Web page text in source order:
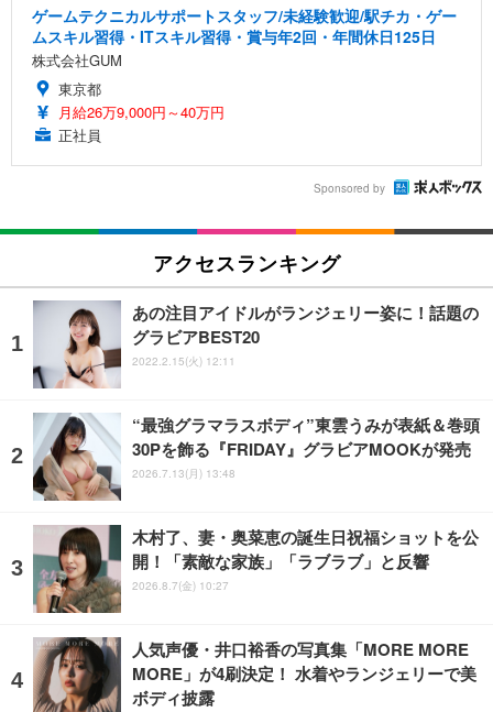
ゲームテクニカルサポートスタッフ/未経験歓迎/駅チカ・ゲー
ムスキル習得・ITスキル習得・賞与年2回・年間休日125日
株式会社GUM
東京都
月給26万9,000円～40万円
正社員
Sponsored by
アクセスランキング
あの注目アイドルがランジェリー姿に！話題の
グラビアBEST20
2022.2.15(火) 12:11
“最強グラマラスボディ”東雲うみが表紙＆巻頭
30Pを飾る『FRIDAY』グラビアMOOKが発売
2026.7.13(月) 13:48
木村了、妻・奥菜恵の誕生日祝福ショットを公
開！「素敵な家族」「ラブラブ」と反響
2026.8.7(金) 10:27
人気声優・井口裕香の写真集「MORE MORE
MORE」が4刷決定！ 水着やランジェリーで美
ボディ披露